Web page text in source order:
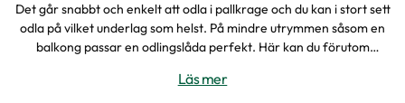
Det går snabbt och enkelt att odla i pallkrage och du kan i stort sett
odla på vilket underlag som helst. På mindre utrymmen såsom en
balkong passar en odlingslåda perfekt. Här kan du förutom
odlingslådor och andra pallkrage tillbehör.
Läs mer